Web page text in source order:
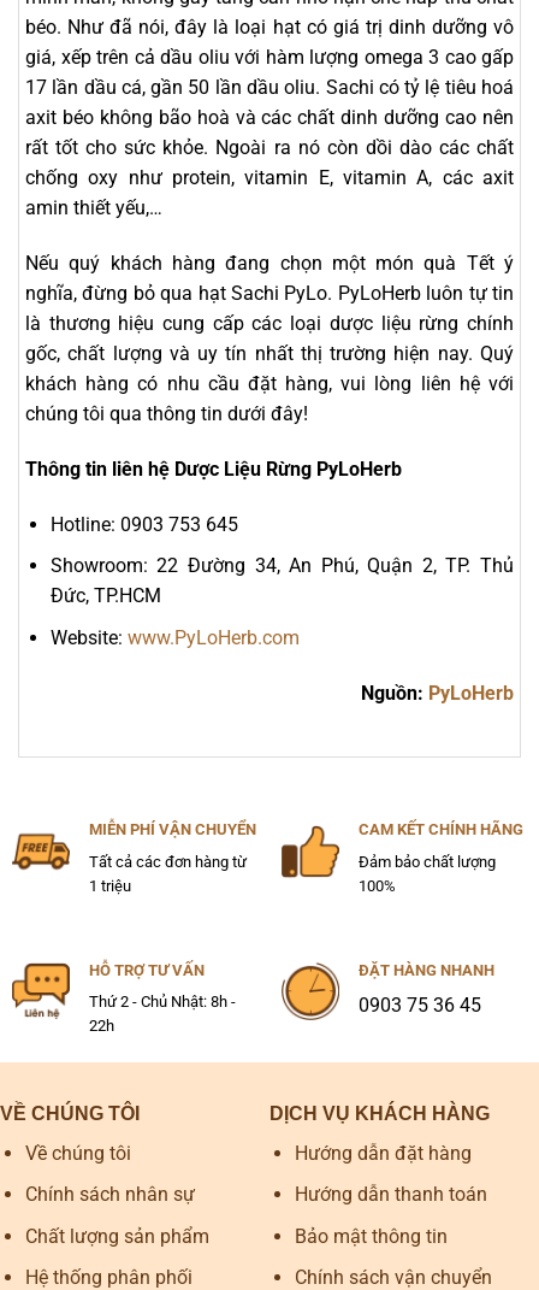
béo. Như đã nói, đây là loại hạt có giá trị dinh dưỡng vô
giá, xếp trên cả dầu oliu với hàm lượng omega 3 cao gấp
17 lần dầu cá, gần 50 lần dầu oliu. Sachi có tỷ lệ tiêu hoá
axit béo không bão hoà và các chất dinh dưỡng cao nên
rất tốt cho sức khỏe. Ngoài ra nó còn dồi dào các chất
chống oxy như protein, vitamin E, vitamin A, các axit
amin thiết yếu,…
Nếu quý khách hàng đang chọn một món quà Tết ý
nghĩa, đừng bỏ qua hạt Sachi PyLo. PyLoHerb luôn tự tin
là thương hiệu cung cấp các loại dược liệu rừng chính
gốc, chất lượng và uy tín nhất thị trường hiện nay. Quý
khách hàng có nhu cầu đặt hàng, vui lòng liên hệ với
chúng tôi qua thông tin dưới đây!
Thông tin liên hệ Dược Liệu Rừng PyLoHerb
Hotline: 0903 753 645
Showroom: 22 Đường 34, An Phú, Quận 2, TP. Thủ
Đức, TP.HCM
Website: www.PyLoHerb.com
Nguồn: PyLoHerb
MIỄN PHÍ VẬN CHUYỂN
Tất cả các đơn hàng từ
1 triệu
CAM KẾT CHÍNH HÃNG
Đảm bảo chất lượng
100%
HỖ TRỢ TƯ VẤN
Thứ 2 - Chủ Nhật: 8h -
22h
ĐẶT HÀNG NHANH
0903 75 36 45
VỀ CHÚNG TÔI
Về chúng tôi
Chính sách nhân sự
Chất lượng sản phẩm
Hệ thống phân phối
DỊCH VỤ KHÁCH HÀNG
Hướng dẫn đặt hàng
Hướng dẫn thanh toán
Bảo mật thông tin
Chính sách vận chuyển